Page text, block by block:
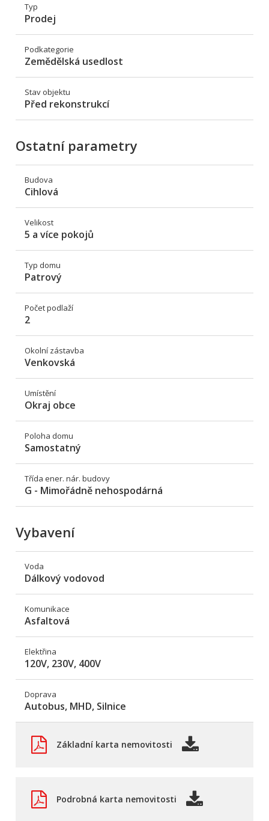
Typ
Prodej
Podkategorie
Zemědělská usedlost
Stav objektu
Před rekonstrukcí
Ostatní parametry
Budova
Cihlová
Velikost
5 a více pokojů
Typ domu
Patrový
Počet podlaží
2
Okolní zástavba
Venkovská
Umístění
Okraj obce
Poloha domu
Samostatný
Třída ener. nár. budovy
G - Mimořádně nehospodárná
Vybavení
Voda
Dálkový vodovod
Komunikace
Asfaltová
Elektřina
120V, 230V, 400V
Doprava
Autobus, MHD, Silnice
Základní karta nemovitosti
Podrobná karta nemovitosti